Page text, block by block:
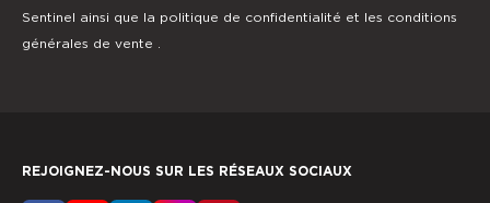
Sentinel ainsi que la politique de confidentialité et les conditions
générales de vente
REJOIGNEZ-NOUS SUR LES RÉSEAUX SOCIAUX